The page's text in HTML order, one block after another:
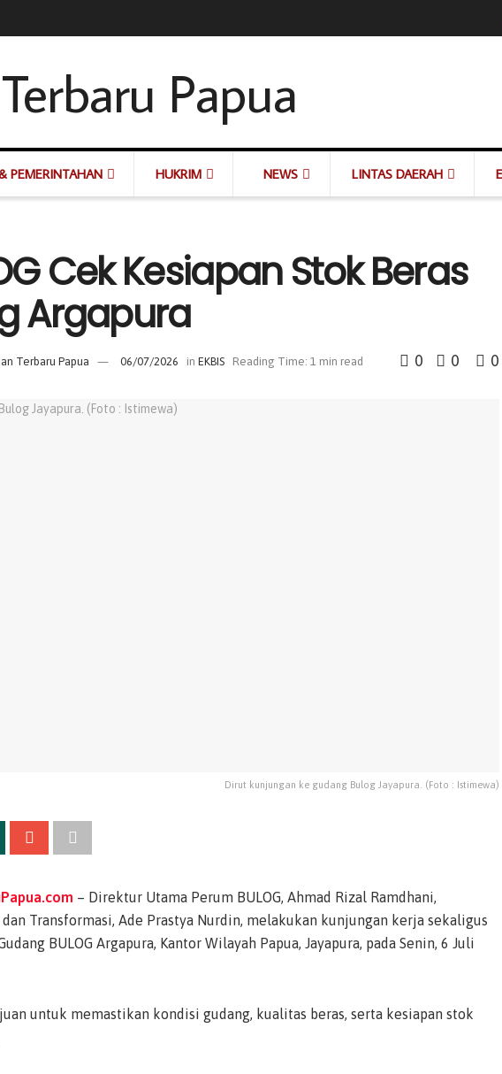
PEMERINTAHAN HUKRIM NEWS LINTAS DAERAH
Cek Kesiapan Stok Beras
Argapura
Terbaru Papua 06/07/2026 in EKBIS Reading Time: 1 min read 0 0 0
Dirut kunjungan ke gudang Bulog Jayapura. (Foto : Istimewa)
– Direktur Utama Perum BULOG, Ahmad Rizal Ramdhani,
Transformasi, Ade Prastya Nurdin, melakukan kunjungan kerja sekaligus
BULOG Argapura, Kantor Wilayah Papua, Jayapura, pada Senin, 6 Juli
untuk memastikan kondisi gudang, kualitas beras, serta kesiapan stok